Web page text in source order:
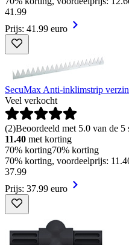
41 .99
Prijs: 41.99 euro
SecuMax Anti-inklimstrip
Veel verkocht
(2)Beoordeeld met 5.0 van de
11.40 met korting
70% korting70% korting
70% korting, voordeelprijs:
37.99
Prijs: 37.99 euro